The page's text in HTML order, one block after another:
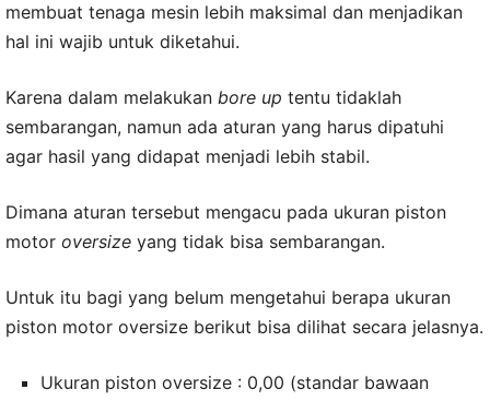
membuat tenaga mesin lebih maksimal dan menjadikan
hal ini wajib untuk diketahui.
Karena dalam melakukan bore up tentu tidaklah
sembarangan, namun ada aturan yang harus dipatuhi
agar hasil yang didapat menjadi lebih stabil.
Dimana aturan tersebut mengacu pada ukuran piston
motor oversize yang tidak bisa sembarangan.
Untuk itu bagi yang belum mengetahui berapa ukuran
piston motor oversize berikut bisa dilihat secara jelasnya.
Ukuran piston oversize : 0,00 (standar bawaan